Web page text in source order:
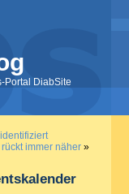
Portal DiabSite
immer näher »